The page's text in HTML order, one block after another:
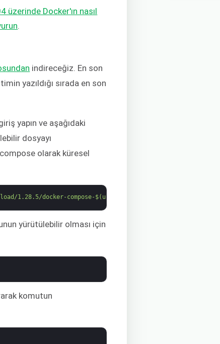
üzerinde Docker'ın nasıl
.
indireceğiz. En son
yazıldığı sırada en son
yapın ve aşağıdaki
dosyayı
olarak küresel
1.28.5/docker-compose-$(uname -s)-$(uname -m)"
yürütülebilir olması için
komutun